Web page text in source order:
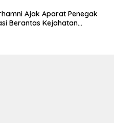
Ajak Aparat Penegak
Berantas Kejahatan